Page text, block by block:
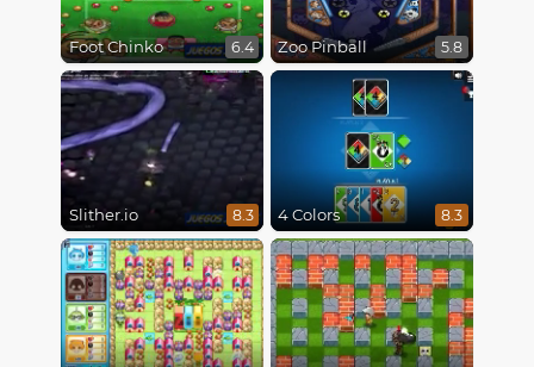
Foot Chinko 6.4 Zoo Pinball 5.8
Slither.io 8.3 4 Colors 8.3